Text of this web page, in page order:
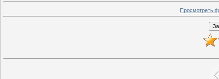
Просмотреть